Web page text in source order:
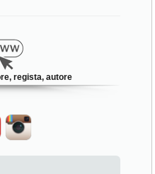
regista, autore